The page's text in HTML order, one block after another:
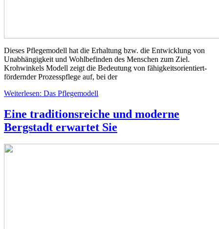
Dieses Pflegemodell hat die Erhaltung bzw. die Entwicklung von
Unabhängigkeit und Wohlbefinden des Menschen zum Ziel.
Krohwinkels Modell zeigt die Bedeutung von fähigkeitsorientiert-
fördernder Prozesspflege auf, bei der
Weiterlesen: Das Pflegemodell
Eine traditionsreiche und moderne
Bergstadt erwartet Sie